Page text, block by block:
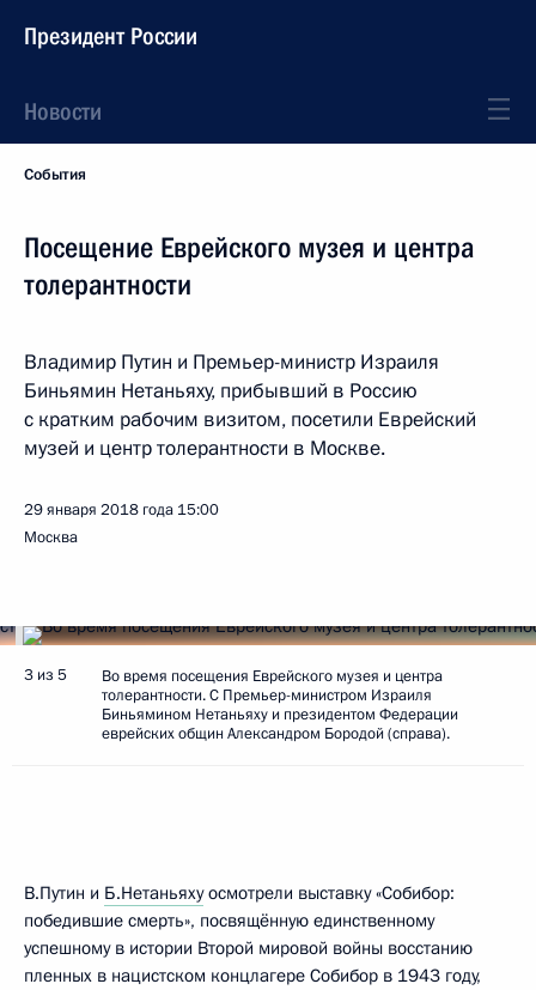
Президент России
Новости
События
Посещение Еврейского музея и центра
толерантности
Владимир Путин и Премьер-министр Израиля
Биньямин Нетаньяху, прибывший в Россию
с кратким рабочим визитом, посетили Еврейский
музей и центр толерантности в Москве.
29 января 2018 года 15:00
Москва
3 из 5
Во время посещения Еврейского музея и центра
толерантности. С Премьер-министром Израиля
Биньямином Нетаньяху и президентом Федерации
еврейских общин Александром Бородой (справа).
В.Путин и Б.Нетаньяхуосмотрели выставку «Собибор:
победившие смерть», посвящённую единственному
успешному в истории Второй мировой войны восстанию
пленных в нацистском концлагере Собибор в 1943 году,